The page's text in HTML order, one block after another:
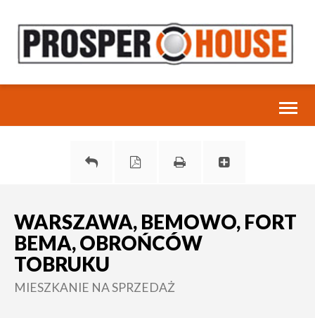
WARSZAWA, BEMOWO, FORT
BEMA, OBROŃCÓW
TOBRUKU
MIESZKANIE NA SPRZEDAŻ